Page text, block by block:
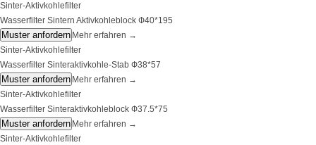
Sinter-Aktivkohlefilter
Wasserfilter Sintern Aktivkohleblock Ф40*195
Muster anfordern Mehr erfahren →
Sinter-Aktivkohlefilter
Wasserfilter Sinteraktivkohle-Stab Ф38*57
Muster anfordern Mehr erfahren →
Sinter-Aktivkohlefilter
Wasserfilter Sinteraktivkohleblock Ф37.5*75
Muster anfordern Mehr erfahren →
Sinter-Aktivkohlefilter